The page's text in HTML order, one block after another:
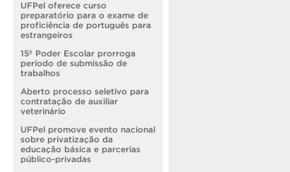
UFPel oferece curso
preparatório para o exame de
proficiência de português para
estrangeiros
15º Poder Escolar prorroga
período de submissão de
trabalhos
Aberto processo seletivo para
contratação de auxiliar
veterinário
UFPel promove evento nacional
sobre privatização da
educação básica e parcerias
público-privadas